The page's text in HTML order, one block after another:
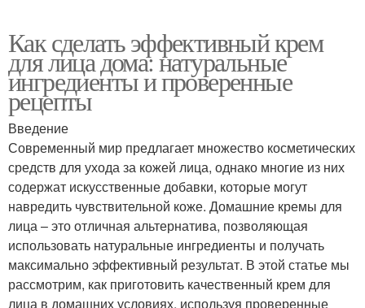
Как сделать эффективный крем
для лица дома: натуральные
ингредиенты и проверенные
рецепты
Введение
Современный мир предлагает множество косметических
средств для ухода за кожей лица, однако многие из них
содержат искусственные добавки, которые могут
навредить чувствительной коже. Домашние кремы для
лица – это отличная альтернатива, позволяющая
использовать натуральные ингредиенты и получать
максимально эффективный результат. В этой статье мы
рассмотрим, как приготовить качественный крем для
лица в домашних условиях, используя проверенные